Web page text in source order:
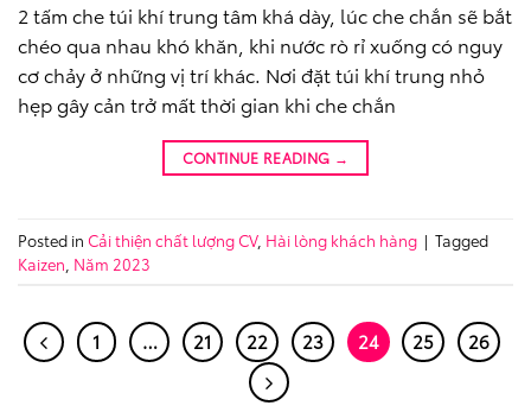
2 tấm che túi khí trung tâm khá dày, lúc che chắn sẽ bắt
chéo qua nhau khó khăn, khi nước rò rỉ xuống có nguy
cơ chảy ở những vị trí khác. Nơi đặt túi khí trung nhỏ
hẹp gây cản trở mất thời gian khi che chắn
CONTINUE READING →
Posted in Cải thiện chất lượng CV, Hài lòng khách hàng | Tagged
Kaizen Năm 2023
1 … 21 22 23 24 25 26